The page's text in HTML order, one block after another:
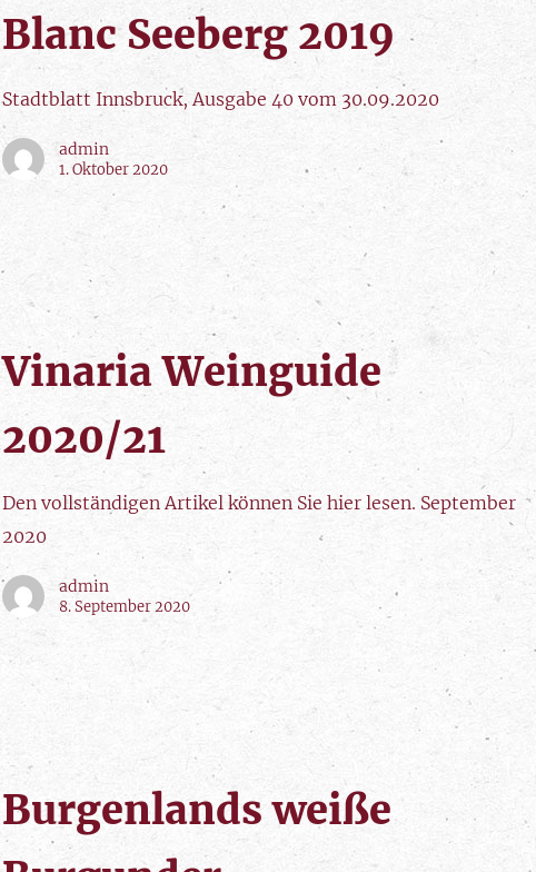
Blanc Seeberg 2019
Stadtblatt Innsbruck, Ausgabe 40 vom 30.09.2020
admin
1. Oktober 2020
Vinaria Weinguide
2020/21
Den vollständigen Artikel können Sie hier lesen. September
2020
admin
8. September 2020
Burgenlands weiße